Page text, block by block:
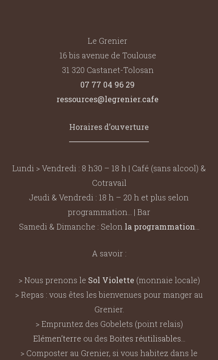
Le Grenier
16 bis avenue de Toulouse
31 320 Castanet-Tolosan
07 77 04 96 29
ressources@legrenier.cafe
Horaires d’ouverture
Lundi > Vendredi : 8 h30 – 18 h | Café (sans alcool) &
Cotravail
Jeudi & Vendredi : 18 h – 20 h et plus selon
programmation… | Bar
Samedi & Dimanche : Selon la programmation
A savoir :
> Nous prenons le Sol Violette (monnaie locale)
> Repas : vous êtes les bienvenues pour manger au
Grenier.
> Empruntez des Gobelets (point relais)
Elémen’terre ou des Boites réutilisables
> Composter au Grenier, si vous habitez dans le